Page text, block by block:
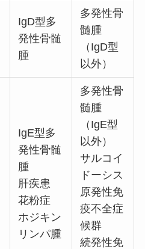
IgD型多
発性骨髄
腫
多発性骨
髄腫
（IgD型
以外）
IgE型多
発性骨髄
腫
肝疾患
花粉症
ホジキン
リンパ腫
多発性骨
髄腫
（IgE型
以外）
サルコイ
ドーシス
原発性免
疫不全症
候群
続発性免